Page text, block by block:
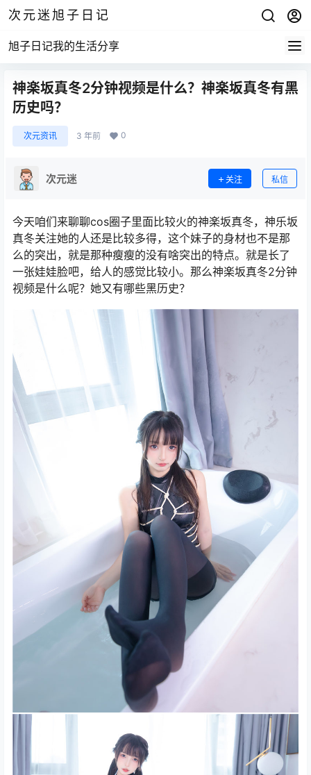
次元迷旭子日记
旭子日记我的生活分享
神楽坂真冬2分钟视频是什么？神楽坂真冬有黑
历史吗？
次元资讯 3 年前 0
次元迷 关注 私信
今天咱们来聊聊cos圈子里面比较火的神楽坂真冬，神乐坂
真冬关注她的人还是比较多得，这个妹子的身材也不是那
么的突出，就是那种瘦瘦的没有啥突出的特点。就是长了
一张娃娃脸吧，给人的感觉比较小。那么神楽坂真冬2分钟
视频是什么呢？她又有哪些黑历史？